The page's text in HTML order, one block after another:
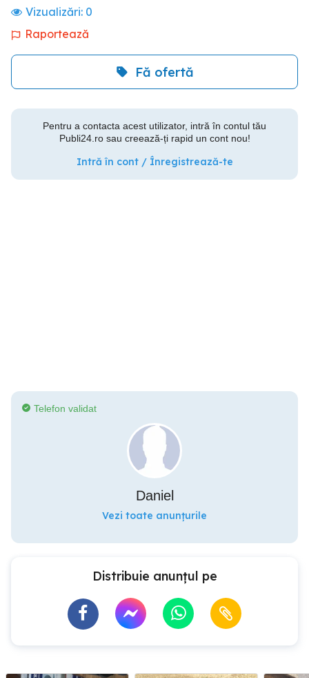
Vizualizări: 0
Raportează
Fă ofertă
Pentru a contacta acest utilizator, intră în contul tău
Publi24.ro sau creează-ți rapid un cont nou!
Intră în cont / Înregistrează-te
Telefon validat
Daniel
Vezi toate anunțurile
Distribuie anunțul pe